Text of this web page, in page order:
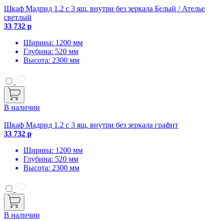
Шкаф Мадрид 1.2 с 3 ящ. внутри без зеркала Белый / Ателье
светлый
33 732 р
Ширина: 1200 мм
Глубина: 520 мм
Высота: 2300 мм
В наличии
Шкаф Мадрид 1.2 с 3 ящ. внутри без зеркала графит
33 732 р
Ширина: 1200 мм
Глубина: 520 мм
Высота: 2300 мм
В наличии